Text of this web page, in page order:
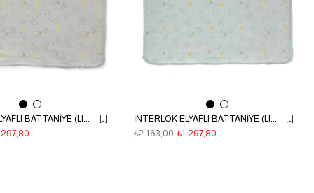
İNTERLOK ELYAFLI BATTANİYE (LITTLE ELEPHANT) GRİ
İNTERLOK ELYAFLI BATTANİYE (LITTLE ELEPHANT) MİNT
₺1.297,80
₺2.163,00